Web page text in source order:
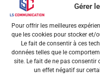
Gérer
Pour offrir les meilleures
que les cookies pour stocker et/
Le fait de consentir à ces
données telles que le
site. Le fait de ne pas consentir
un effet négatif sur
6 rue